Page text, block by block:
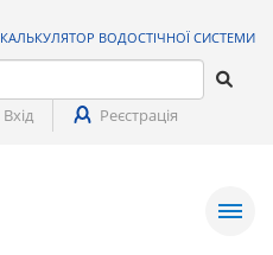
КАЛЬКУЛЯТОР ВОДОСТІЧНОЇ СИСТЕМИ
Вхід Реєстрація